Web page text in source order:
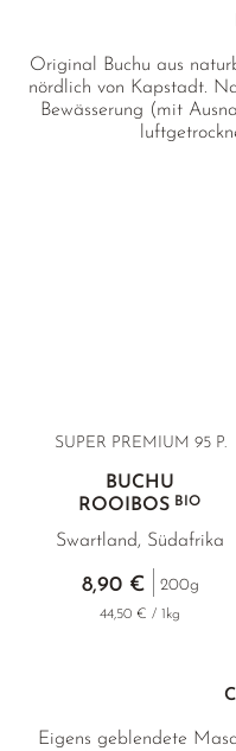
Original Buchu aus
nördlich von Kapstadt.
Bewässerung (mit
SUPER PREMIUM 95 P.
BUCHU
ROOIBOSBIO
Swartland, Südafrika
8,90 € 200g
44,50 € / 1kg
Eigens geblendete